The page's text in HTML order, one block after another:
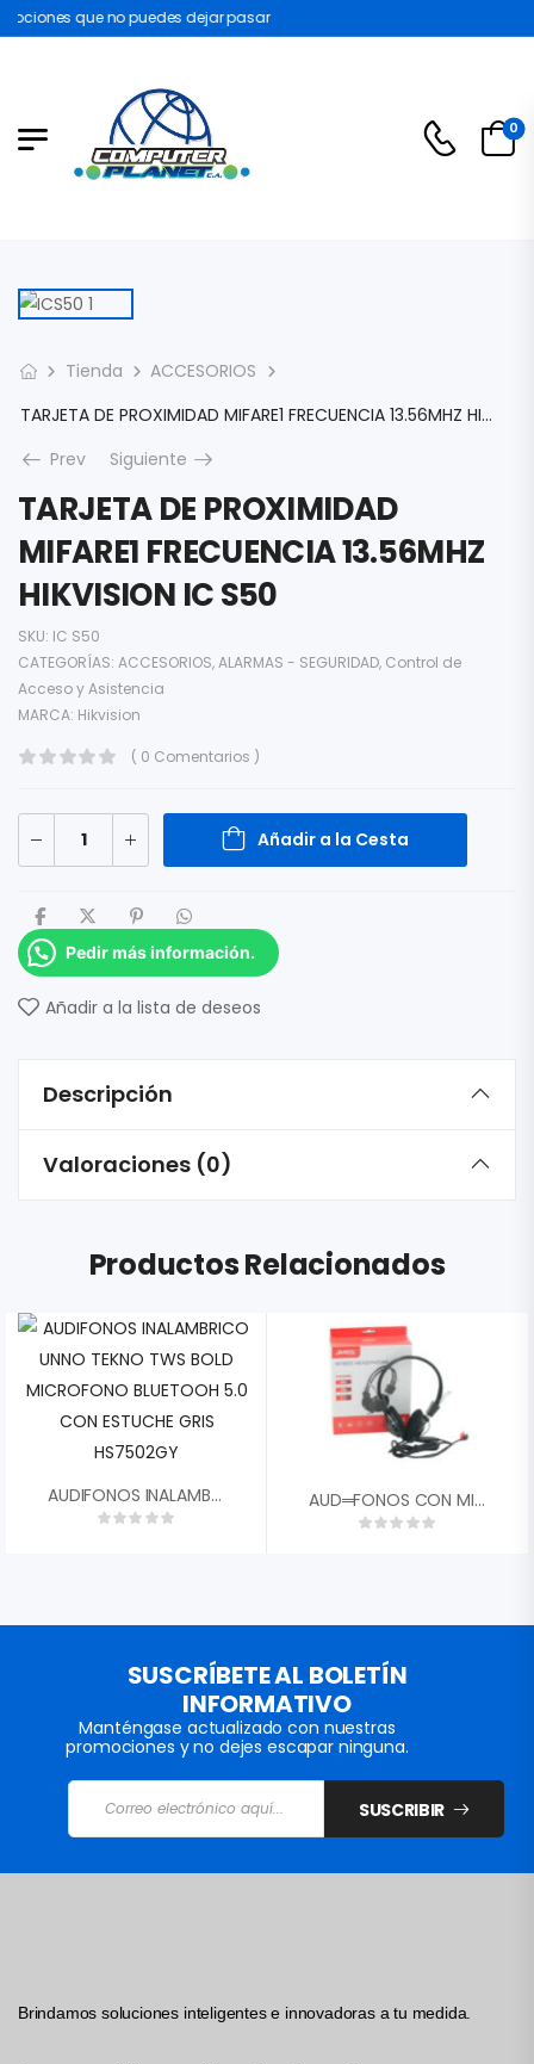
que no puedes dejar pasar
0
Tienda
ACCESORIOS
TARJETA DE PROXIMIDAD MIFARE1 FRECUENCIA 13.56MHZ HIKVISION IC S50
Prev
Siguiente
TARJETA DE PROXIMIDAD
MIFARE1 FRECUENCIA 13.56MHZ
HIKVISION IC S50
SKU: IC S50
CATEGORÍAS: ACCESORIOS,ALARMAS - SEGURIDAD, Control de
Acceso y Asistencia
MARCA: Hikvision
( 0 Comentarios )
Añadir a la Cesta
Pedir más información.
Añadir a la lista de deseos
Descripción
Valoraciones (0)
Productos Relacionados
AUDIFONOS INALAMBRICO UNNO TEKNO TWS BOLD MICROFONO BLUETOOH 5.0 CON ESTUCHE GRIS HS7502GY AUD═FONOS CON MICRËFONO PARA PC JEDEL JD-808
SUSCRÍBETE AL BOLETÍN
INFORMATIVO
Manténgase actualizado con nuestras
promociones y no dejes escapar ninguna.
SUSCRIBIR
Brindamos soluciones inteligentes e innovadoras a tu medida.